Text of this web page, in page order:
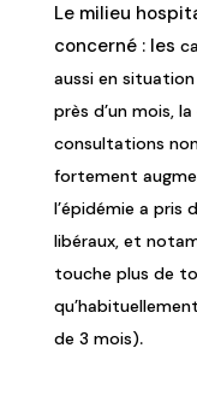
Le milieu
concerné : les
aussi en
près d’un mois,
consultations
fortement
l’épidémie a pris
libéraux, et
touche plus de
de 3 mois).